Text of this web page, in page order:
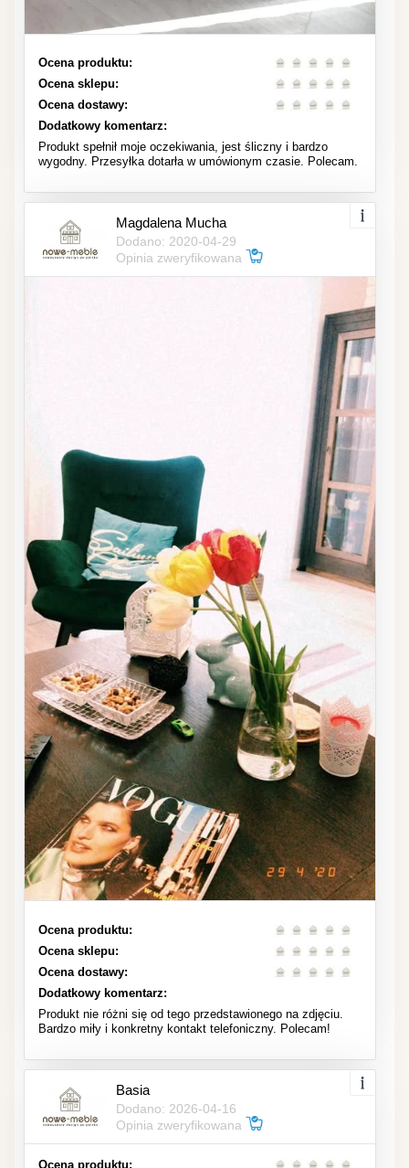
Ocena produktu:
Ocena sklepu:
Ocena dostawy:
Dodatkowy komentarz:
Produkt spełnił moje oczekiwania, jest śliczny i bardzo
wygodny. Przesyłka dotarła w umówionym czasie. Polecam.
Magdalena Mucha
Dodano: 2020-04-29
Opinia zweryfikowana
Ocena produktu:
Ocena sklepu:
Ocena dostawy:
Dodatkowy komentarz:
Produkt nie różni się od tego przedstawionego na zdjęciu.
Bardzo miły i konkretny kontakt telefoniczny. Polecam!
Basia
Dodano: 2026-04-16
Opinia zweryfikowana
Ocena produktu: